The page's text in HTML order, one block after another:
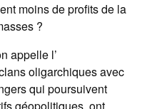
moins de profits de la
?
appelle l’
oligarchiques avec
qui poursuivent
géopolitiques, ont